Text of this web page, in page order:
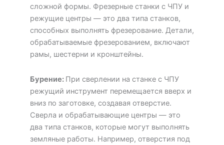
сложной формы. Фрезерные станки с ЧПУ и
режущие центры — это два типа станков,
способных выполнять фрезерование. Детали,
обрабатываемые фрезерованием, включают
рамы, шестерни и кронштейны.
Бурение: При сверлении на станке с ЧПУ
режущий инструмент перемещается вверх и
вниз по заготовке, создавая отверстие.
Сверла и обрабатывающие центры — это
два типа станков, которые могут выполнять
земляные работы. Например, отверстия под